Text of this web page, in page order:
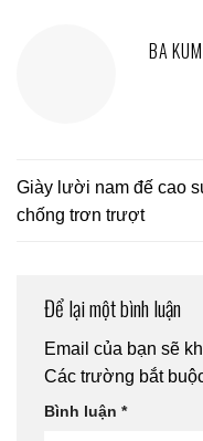
BA KUM
Giày lười nam đế cao
chống trơn trượt
Để lại một bình luận
Email của bạn sẽ
Các trường bắt
Bình luận *